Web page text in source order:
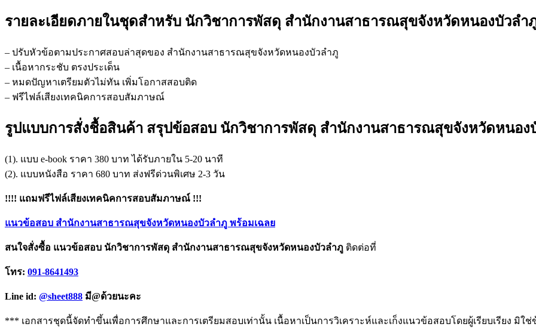
รายละเอียดภายในชุดสำหรับ นักวิชาการพัสดุ สำนักงานสาธารณสุขจังหวัดหนองบัวลำ
– ปรับหัวข้อตามประกาศสอบล่าสุดของ สำนักงานสาธารณสุขจังหวัดหนองบัวลำภู
– เนื้อหากระชับ ตรงประเด็น
– หมดปัญหาเตรียมตัวไม่ทัน เพิ่มโอกาสสอบติด
– ฟรีไฟล์เสียงเทคนิคการสอบสัมภาษณ์
รูปแบบการสั่งชื้อสินค้า สรุปข้อสอบ นักวิชาการพัสดุ สำนักงานสาธารณสุขจังหวัดหนอง
(1). แบบ e-book ราคา 380 บาท ได้รับภายใน 5-20 นาที
(2). แบบหนังสือ ราคา 680 บาท ส่งฟรีด่วนพิเศษ 2-3 วัน
!!!! แถมฟรีไฟล์เสียงเทคนิคการสอบสัมภาษณ์ !!!
แนวข้อสอบ สำนักงานสาธารณสุขจังหวัดหนองบัวลำภู พร้อมเฉลย
สนใจสั่งซื้อ แนวข้อสอบ นักวิชาการพัสดุ สำนักงานสาธารณสุขจังหวัดหนองบัวลำภู ติดต่อที่
โทร: 091-8641493
Line id: @sheet888 มี@ด้วยนะคะ
*** เอกสารชุดนี้จัดทำขึ้นเพื่อการศึกษาและการเตรียมสอบเท่านั้น เนื้อหาเป็นการวิเคราะห์และเก็งแนวข้อสอบโดยผู้เรียบเรียง มิใ